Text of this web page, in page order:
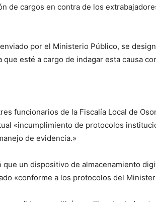
de cargos en contra de los
por el Ministerio Público, se
que esté a cargo de indagar esta causa
funcionarios de la Fiscalía Local de
«incumplimiento de protocolos
de evidencia.»
un dispositivo de almacenamiento
«conforme a los protocolos del